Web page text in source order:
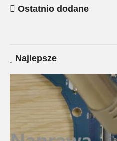
Ostatnio dodane
Najlepsze